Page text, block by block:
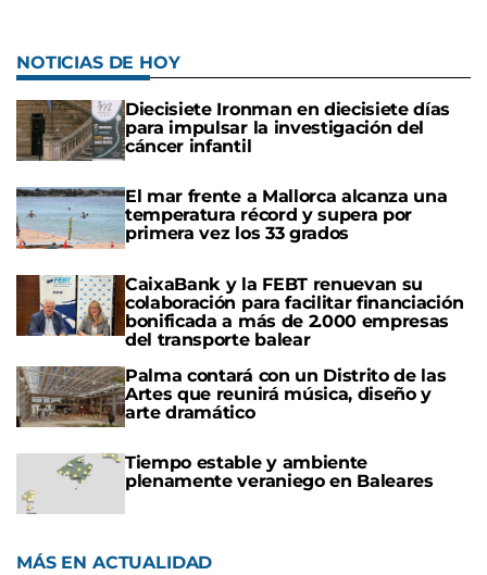
NOTICIAS DE HOY
Diecisiete Ironman en diecisiete días
para impulsar la investigación del
cáncer infantil
El mar frente a Mallorca alcanza una
temperatura récord y supera por
primera vez los 33 grados
CaixaBank y la FEBT renuevan su
colaboración para facilitar financiación
bonificada a más de 2.000 empresas
del transporte balear
Palma contará con un Distrito de las
Artes que reunirá música, diseño y
arte dramático
Tiempo estable y ambiente
plenamente veraniego en Baleares
MÁS EN ACTUALIDAD